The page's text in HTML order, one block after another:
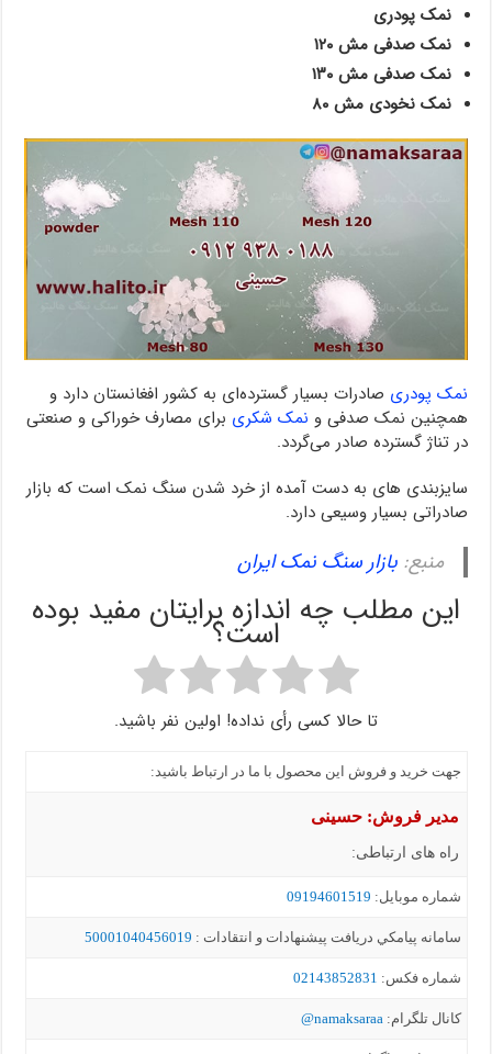
نمک پودری
نمک صدفی مش ۱۲۰
نمک صدفی مش ۱۳۰
نمک نخودی مش ۸۰
نمک پودری صادرات بسیار گسترده‌ای به کشور افغانستان دارد و
همچنین نمک صدفی و نمک شکری برای مصارف خوراکی و صنعتی
در تناژ گسترده صادر می‌گردد.
سایزبندی های به دست آمده از خرد شدن سنگ نمک است که بازار
صادراتی بسیار وسیعی دارد.
منبع:بازار سنگ نمک ایران
این مطلب چه اندازه برایتان مفید بوده
است؟
تا حالا کسی رأی نداده! اولین نفر باشید.
جهت خرید و فروش این محصول با ما در ارتباط باشید:
مدیر فروش: حسینی
راه های ارتباطی:
شماره موبايل: 09194601519
سامانه پيامکي دریافت پیشنهادات و انتقادات : 50001040456019
شماره فکس: 02143852831
کانال تلگرام:namaksaraa@